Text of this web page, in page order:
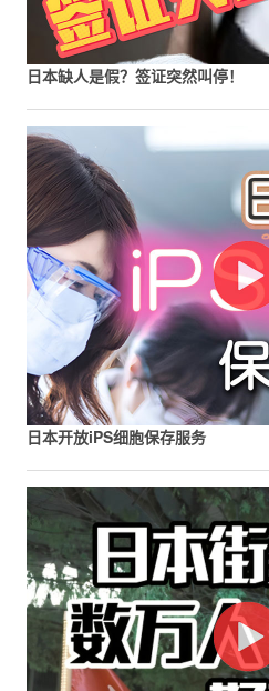
日本缺人是假？签证突然叫停！
日本开放iPS细胞保存服务